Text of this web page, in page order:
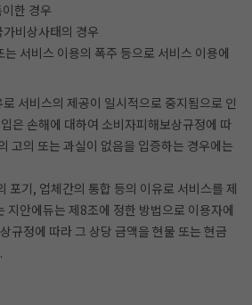
한 경우
비상사태의 경우
서비스 이용의 폭주 등으로 서비스 이용에
서비스의 제공이 일시적으로 중지됨으로 인
은 손해에 대하여 소비자피해보상규정에 따
고의 또는 과실이 없음을 입증하는 경우에는
기, 업체간의 통합 등의 이유로 서비스를 제
지안에듀는 제8조에 정한 방법으로 이용자에
규정에 따라 그 상당 금액을 현물 또는 현금